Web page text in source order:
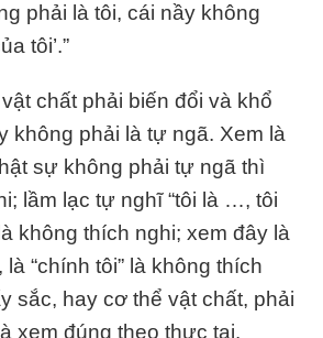
phải là tôi, cái nầy không
tôi’.”
chất phải biến đổi và khổ
không phải là tự ngã. Xem là
sự không phải tự ngã thì
lầm lạc tự nghĩ “tôi là …, tôi
không thích nghi; xem đây là
là “chính tôi” là không thích
sắc, hay cơ thể vật chất, phải
xem đúng theo thực tại.